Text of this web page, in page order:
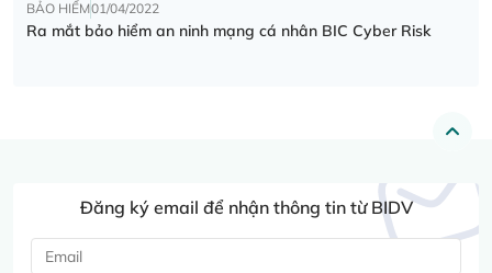
BẢO HIỂM01/04/2022
Ra mắt bảo hiểm an ninh mạng cá nhân BIC Cyber Risk
Đăng ký email để nhận thông tin từ BIDV